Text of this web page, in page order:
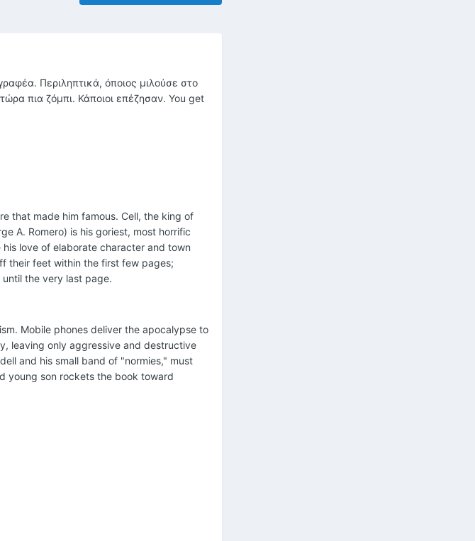
Περιληπτικά, όποιος μιλούσε στο
πια ζόμπι. Κάποιοι επέζησαν. You get
that made him famous. Cell, the king of
A. Romero) is his goriest, most horrific
love of elaborate character and town
their feet within the first few pages;
the very last page.
Mobile phones deliver the apocalypse to
leaving only aggressive and destructive
and his small band of "normies," must
young son rockets the book toward